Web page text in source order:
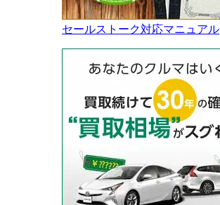
セールストーク対応マニュアル